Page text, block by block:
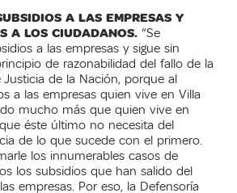
A LAS EMPRESAS Y
A LOS CIUDADANOS. “Se
a las empresas y sigue sin
de razonabilidad del fallo de la
de la Nación, porque al
a las empresas quien vive en Villa
mucho más que quien vive en
éste último no necesita del
de lo que sucede con el primero.
los innumerables casos de
los subsidios que han salido del
empresas. Por eso, la Defensoría